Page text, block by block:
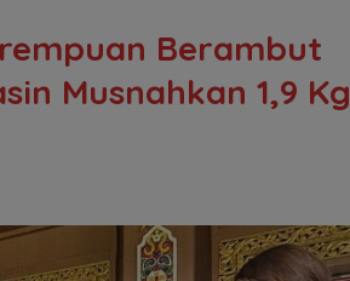
Berambut
Musnahkan 1,9 Kg